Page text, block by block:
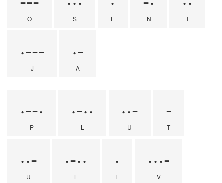
O S E N I
·---
J
·-
A
·--·
P
·-··
L
··-
U
-
T
··-
U
·-··
L
·
E
···-
V